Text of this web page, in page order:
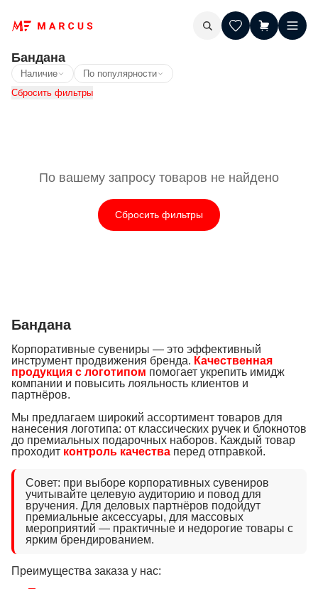
Бандана
Наличие
По популярности
Сбросить фильтры
По вашему запросу товаров не найдено
Сбросить фильтры
Бандана
Корпоративные сувениры — это эффективный
инструмент продвижения бренда. Качественная
продукция с логотипом помогает укрепить имидж
компании и повысить лояльность клиентов и
партнёров.
Мы предлагаем широкий ассортимент товаров для
нанесения логотипа: от классических ручек и блокнотов
до премиальных подарочных наборов. Каждый товар
проходит контроль качества перед отправкой.
Совет: при выборе корпоративных сувениров
учитывайте целевую аудиторию и повод для
вручения. Для деловых партнёров подойдут
премиальные аксессуары, для массовых
мероприятий — практичные и недорогие товары с
ярким брендированием.
Преимущества заказа у нас: